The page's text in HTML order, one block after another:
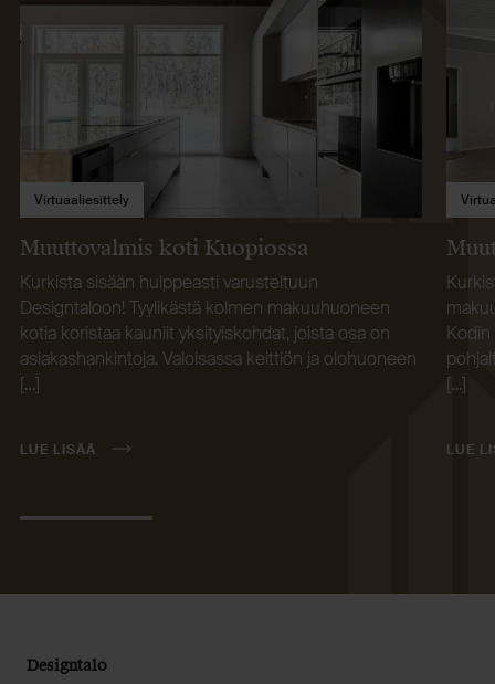
Virtuaaliesittely
Muuttovalmis koti Kuopiossa
Kurkista sisään hulppeasti varusteltuun
Designtaloon! Tyylikästä kolmen makuuhuoneen
kotia koristaa kauniit yksityiskohdat, joista osa on
asiakashankintoja. Valoisassa keittiön ja olohuoneen
[…]
LUE LISÄÄ
[…]
LUE
Designtalo